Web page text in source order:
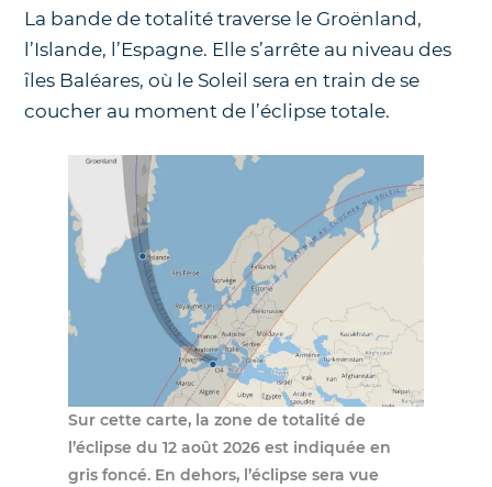
La bande de totalité traverse le Groënland,
l’Islande, l’Espagne. Elle s’arrête au niveau des
îles Baléares, où le Soleil sera en train de se
coucher au moment de l’éclipse totale.
Sur cette carte, la zone de totalité de
l’éclipse du 12 août 2026 est indiquée en
gris foncé. En dehors, l’éclipse sera vue